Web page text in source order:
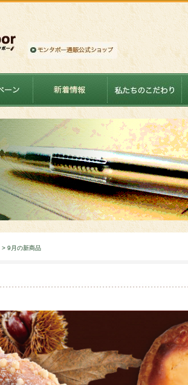
> 9月の新商品